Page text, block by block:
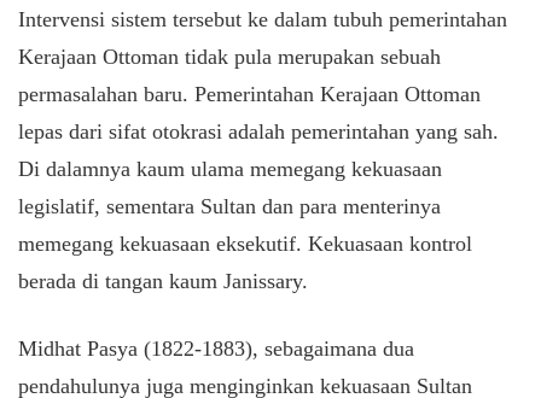
Intervensi sistem tersebut ke dalam tubuh pemerintahan
Kerajaan Ottoman tidak pula merupakan sebuah
permasalahan baru. Pemerintahan Kerajaan Ottoman
lepas dari sifat otokrasi adalah pemerintahan yang sah.
Di dalamnya kaum ulama memegang kekuasaan
legislatif, sementara Sultan dan para menterinya
memegang kekuasaan eksekutif. Kekuasaan kontrol
berada di tangan kaum Janissary.
Midhat Pasya (1822-1883), sebagaimana dua
pendahulunya juga menginginkan kekuasaan Sultan